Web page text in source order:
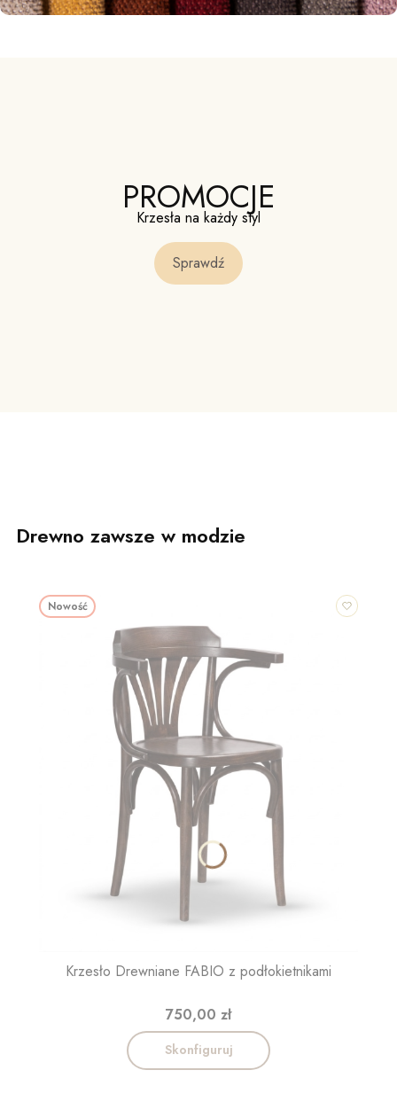
PROMOCJE
Krzesła na każdy styl
Sprawdź
Drewno zawsze w modzie
Nowość
Krzesło Drewniane FABIO z podłokietnikami
Cena
750,00 zł
Skonfiguruj